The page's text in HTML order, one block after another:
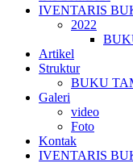
IVENTARIS
2022
Artikel
Struktur
BUKU
Galeri
video
Foto
Kontak
IVENTARIS